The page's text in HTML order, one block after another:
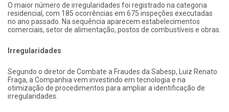
O maior número de irregularidades foi registrado na categoria
residencial, com 185 ocorrências em 675 inspeções executadas
no ano passado. Na sequência aparecem estabelecimentos
comerciais, setor de alimentação, postos de combustíveis e obras.
Irregularidades
Segundo o diretor de Combate a Fraudes da Sabesp, Luiz Renato
Fraga, a Companhia vem investindo em tecnologia e na
otimização de procedimentos para ampliar a identificação de
irregularidades.